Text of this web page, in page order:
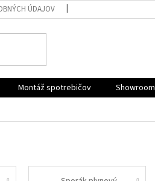
ÚDAJOV
Montáž spotrebičov Showroom